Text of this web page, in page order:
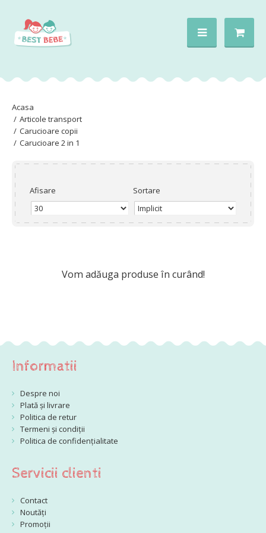
Articole transport
Carucioare copii
Carucioare 2 in 1
Afisare Sortare
Vom adăuga produse în curând!
Informatii
Despre noi
Plată și livrare
Politica de retur
Termeni și condiții
Politica de confidențialitate
Servicii clienti
Contact
Noutăți
Promoții